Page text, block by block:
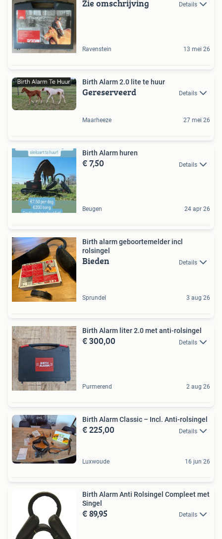
Zie omschrijving Details
Ravenstein 13 mei 26
Birth Alarm 2.0 lite te huur
Gereserveerd Details
Maarheeze 27 mei 26
Birth Alarm huren
€ 7,50 Details
Beugen 24 apr 26
Birth alarm geboortemelder incl
rolsingel
Bieden Details
Sprundel 3 aug 26
Birth Alarm liter 2.0 met anti-rolsingel
€ 300,00 Details
Purmerend 2 aug 26
Birth Alarm Classic – Incl. Anti-rolsingel
€ 225,00 Details
Luxwoude 16 jun 26
Birth Alarm Anti Rolsingel Compleet met
Singel
€ 89,95 Details